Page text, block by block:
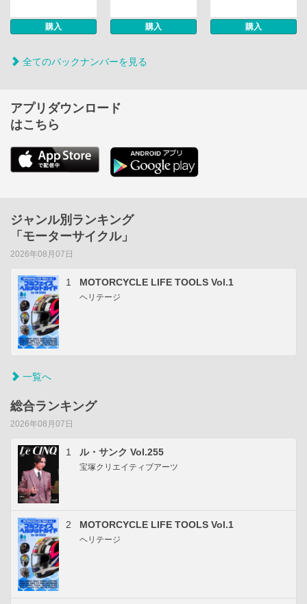
購入 購入 購入
全てのバックナンバーを見る
アプリダウンロード
はこちら
ジャンル別ランキング
「モーターサイクル」
2026年08月07日
1 MOTORCYCLE LIFE TOOLS Vol.1
ヘリテージ
一覧へ
総合ランキング
2026年08月07日
1 ル・サンク Vol.255
宝塚クリエイティブアーツ
2 MOTORCYCLE LIFE TOOLS Vol.1
ヘリテージ